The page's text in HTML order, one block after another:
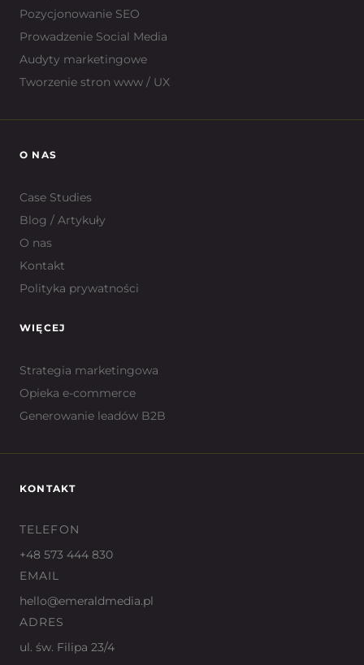
Pozycjonowanie SEO
Prowadzenie Social Media
Audyty marketingowe
Tworzenie stron www / UX
O NAS
Case Studies
Blog / Artykuły
O nas
Kontakt
Polityka prywatności
WIĘCEJ
Strategia marketingowa
Opieka e-commerce
Generowanie leadów B2B
KONTAKT
TELEFON
+48 573 444 830
EMAIL
hello@emeraldmedia.pl
ADRES
ul. św. Filipa 23/4